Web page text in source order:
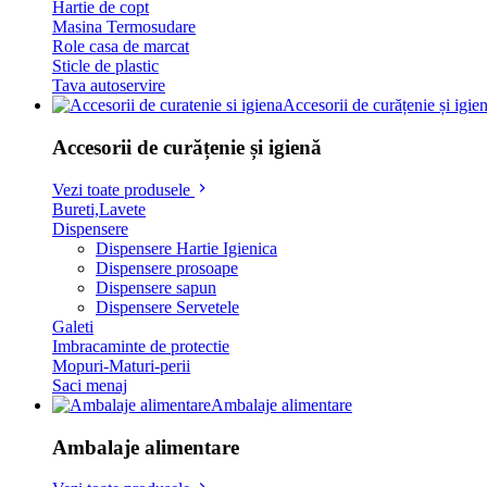
Hartie de copt
Masina Termosudare
Role casa de marcat
Sticle de plastic
Tava autoservire
Accesorii de curățenie și
Accesorii de curățenie și igienă
Vezi toate produsele
Bureti,Lavete
Dispensere
Dispensere Hartie Igienica
Dispensere prosoape
Dispensere sapun
Dispensere Servetele
Galeti
Imbracaminte de protectie
Mopuri-Maturi-perii
Saci menaj
Ambalaje alimentare
Ambalaje alimentare